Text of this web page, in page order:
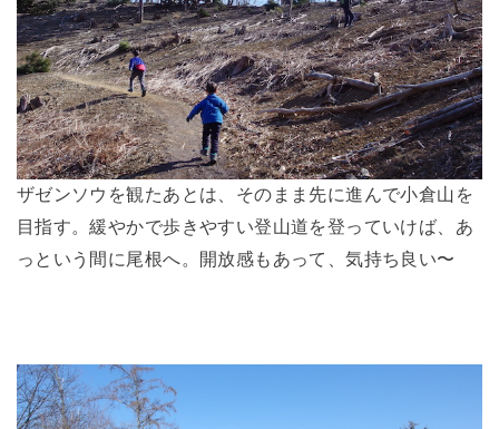
ザゼンソウを観たあとは、そのまま先に進んで小倉山を
目指す。緩やかで歩きやすい登山道を登っていけば、あ
っという間に尾根へ。開放感もあって、気持ち良い〜